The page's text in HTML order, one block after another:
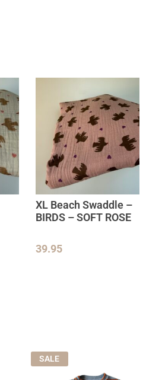
XL Beach Swaddle –
BIRDS – SOFT ROSE
39.95
SALE